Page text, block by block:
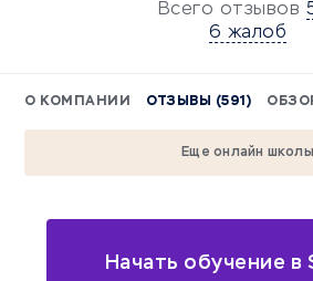
Всего отзывов
6 жалоб
О КОМПАНИИ ОТЗЫВЫ (591)
Еще онлайн школы
Начать обучение в